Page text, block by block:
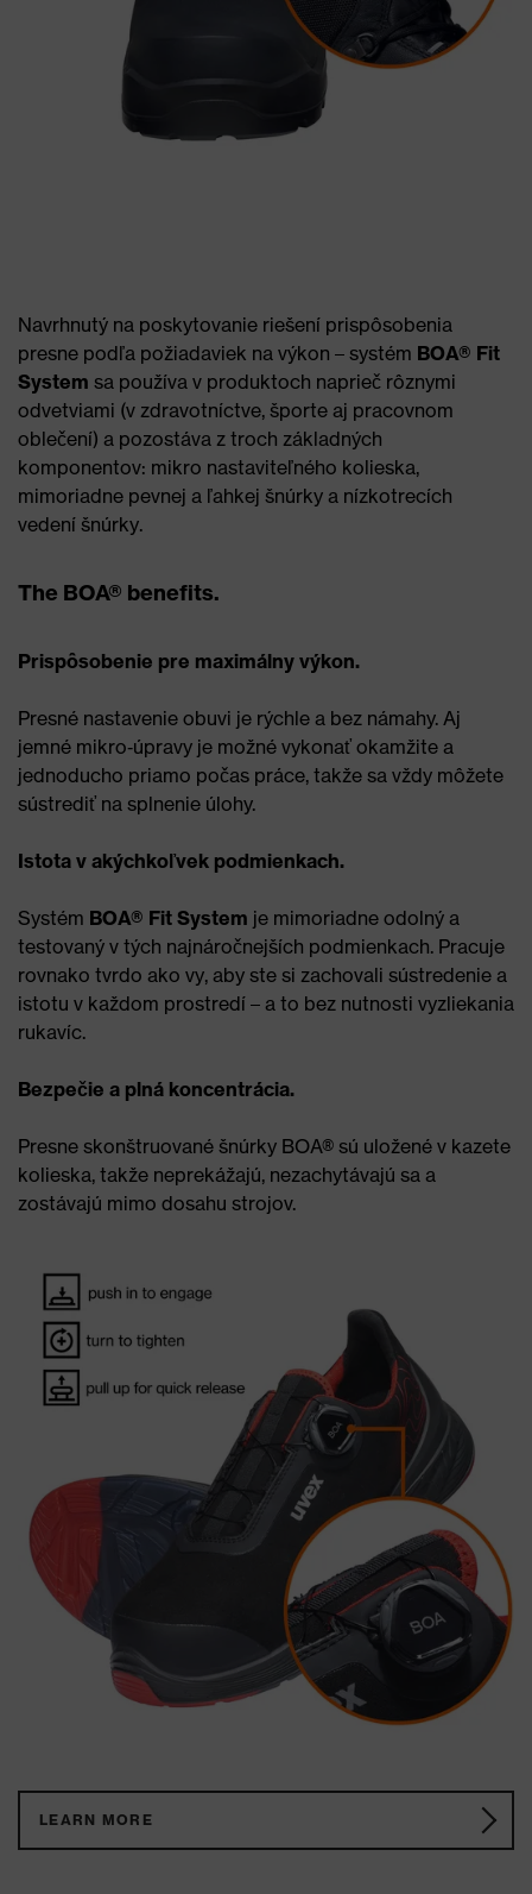
Navrhnutý na poskytovanie riešení prispôsobenia
presne podľa požiadaviek na výkon – systém BOA® Fit
System sa používa v produktoch naprieč rôznymi
odvetviami (v zdravotníctve, športe aj pracovnom
oblečení) a pozostáva z troch základných
komponentov: mikro nastaviteľného kolieska,
mimoriadne pevnej a ľahkej šnúrky a nízkotrecích
vedení šnúrky.
The BOA® benefits.
Prispôsobenie pre maximálny výkon.
Presné nastavenie obuvi je rýchle a bez námahy. Aj
jemné mikro‑úpravy je možné vykonať okamžite a
jednoducho priamo počas práce, takže sa vždy môžete
sústrediť na splnenie úlohy.
Istota v akýchkoľvek podmienkach.
Systém BOA® Fit System je mimoriadne odolný a
testovaný v tých najnáročnejších podmienkach. Pracuje
rovnako tvrdo ako vy, aby ste si zachovali sústredenie a
istotu v každom prostredí – a to bez nutnosti vyzliekania
rukavíc.
Bezpečie a plná koncentrácia.
Presne skonštruované šnúrky BOA® sú uložené v kazete
kolieska, takže neprekážajú, nezachytávajú sa a
zostávajú mimo dosahu strojov.
LEARN MORE